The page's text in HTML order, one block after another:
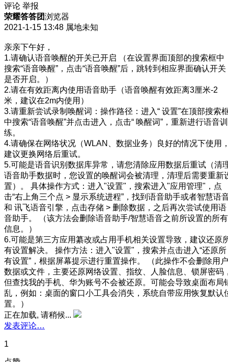
评论 举报
荣耀答答团浏览器
2021-1-15 13:48 属地未知
亲亲下午好，
1.请确认语音唤醒的开关已开启 （在设置界面顶部的搜索框中
搜索“语音唤醒”，点击“语音唤醒”后，跳转到相应界面确认开关
是否开启。）
2.请在有效距离内使用语音助手（语音唤醒有效距离3厘米-2
米，建议在2m内使用）
3.请重新尝试录制唤醒词：操作路径：进入“ 设置”在顶部搜索
中搜索“语音唤醒”并点击进入，点击“ 唤醒词”，重新进行语音训
练。
4.请确保在网络状况（WLAN、数据业务）良好的情况下使用
建议更换网络后重试。
5.可能是语音识别数据库异常，请您清除应用数据后重试（清
语音助手数据时，您设置的唤醒词会被清理，清理后需要重新
置）。 具体操作方式：进入"设置"，搜索进入"应用管理"，点
击“右上角三个点 > 显示系统进程”，找到语音助手或者智慧语
和 讯飞语音引擎，点击存储 > 删除数据，之后再次尝试使用语
音助手。 （该方法会删除语音助手/智慧语音之前所设置的所有
信息。）
6.可能是第三方应用纂改或占用手机相关设置导致，建议还原
有设置解决。 操作方法：进入"设置"，搜索并点击进入“还原所
有设置”，根据屏幕提示进行重置操作。 （此操作不会删除用户
数据或文件，主要还原网络设置、指纹、人脸信息、锁屏密码
但查找我的手机、华为账号不会被还原。可能会导致桌面布局
乱，例如：桌面的窗口小工具会消失，系统自带应用恢复默认
置。）
正在加载, 请稍候...
发表评论…
1